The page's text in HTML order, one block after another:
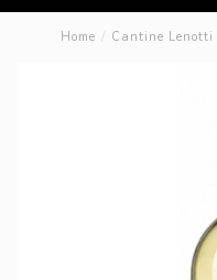
Home / Cantine Lenotti